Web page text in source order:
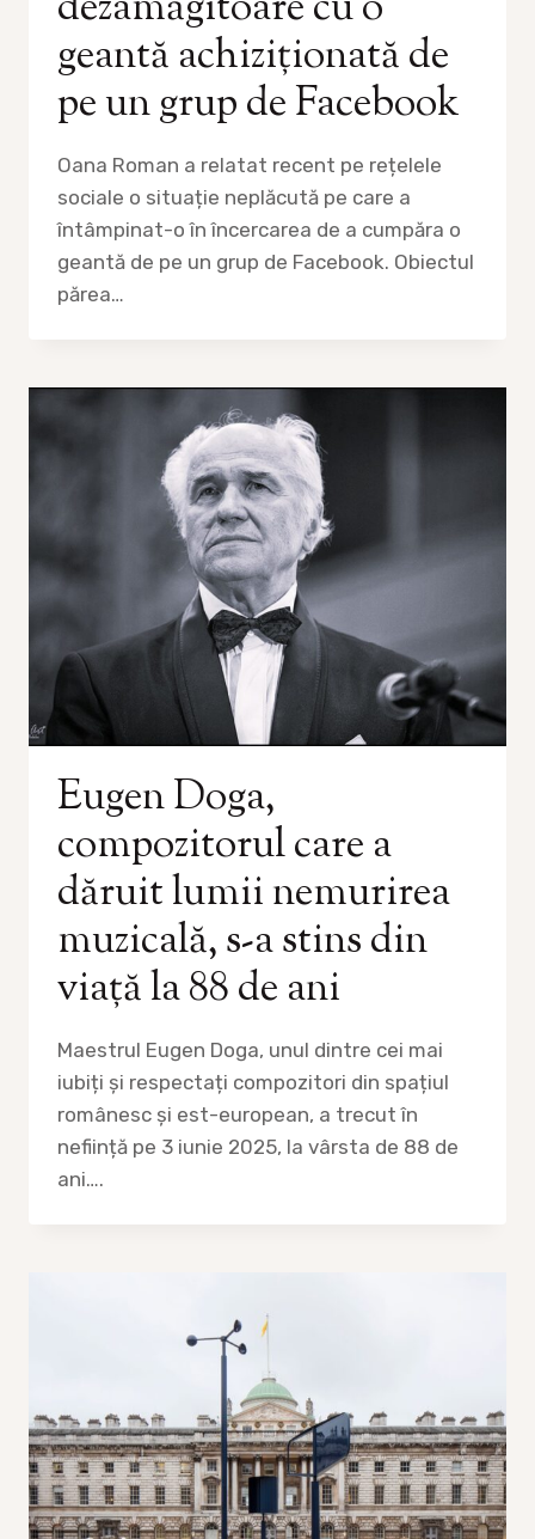
geantă achiziționată de
pe un grup de Facebook
Oana Roman a relatat recent pe rețelele
sociale o situație neplăcută pe care a
întâmpinat-o în încercarea de a cumpăra o
geantă de pe un grup de Facebook. Obiectul
părea…
Eugen Doga,
compozitorul care a
dăruit lumii nemurirea
muzicală, s-a stins din
viață la 88 de ani
Maestrul Eugen Doga, unul dintre cei mai
iubiți și respectați compozitori din spațiul
românesc și est-european, a trecut în
neființă pe 3 iunie 2025, la vârsta de 88 de
ani….